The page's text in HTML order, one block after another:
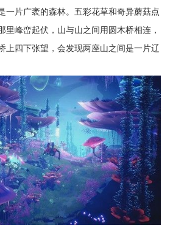
一片广袤的森林。五彩花草和奇异蘑菇点
里峰峦起伏，山与山之间用圆木桥相连，
上四下张望，会发现两座山之间是一片辽